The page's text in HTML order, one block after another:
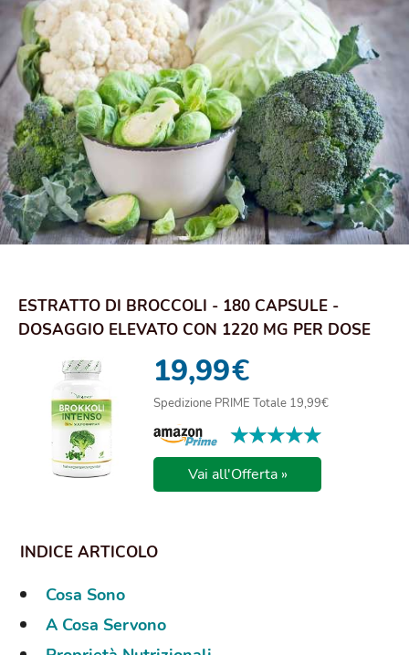
ESTRATTO DI BROCCOLI - 180 CAPSULE -
DOSAGGIO ELEVATO CON 1220 MG PER DOSE
19,99€
Spedizione PRIME Totale 19,99€
★★★★★
★★★★★
Vai all'Offerta »
Cosa Sono
A Cosa Servono